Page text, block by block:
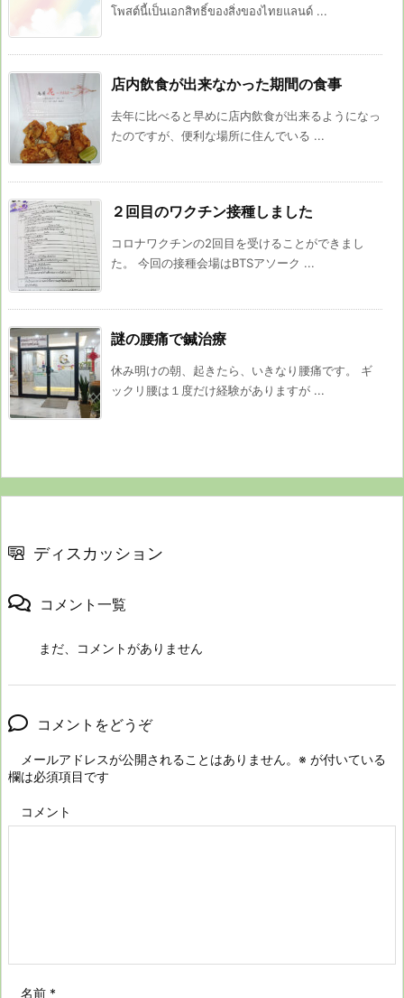
โพสต์นี้เป็นเอกสิทธิ์ของสิ่งของไทยแลนด์ ...
店内飲食が出来なかった期間の食事
去年に比べると早めに店内飲食が出来るようになっ
たのですが、便利な場所に住んでいる ...
２回目のワクチン接種しました
コロナワクチンの2回目を受けることができまし
た。 今回の接種会場はBTSアソーク ...
謎の腰痛で鍼治療
休み明けの朝、起きたら、いきなり腰痛です。 ギ
ックリ腰は１度だけ経験がありますが ...
ディスカッション
コメント一覧
まだ、コメントがありません
コメントをどうぞ
メールアドレスが公開されることはありません。 ※ が付いている
欄は必須項目です
コメント
名前 *